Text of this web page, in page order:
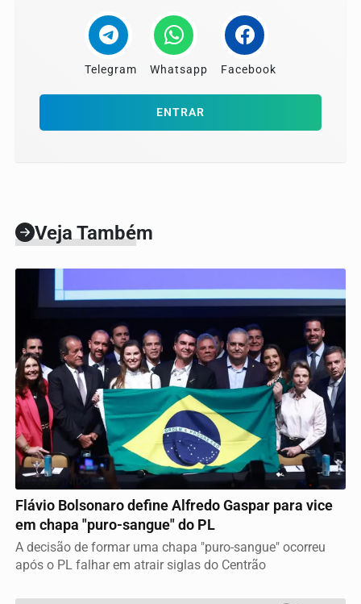
Telegram Whatsapp Facebook
ENTRAR
Veja Também
VICE DEFINIDO
Flávio Bolsonaro define Alfredo Gaspar para vice
em chapa "puro-sangue" do PL
A decisão de formar uma chapa "puro-sangue" ocorreu
após o PL falhar em atrair siglas do Centrão